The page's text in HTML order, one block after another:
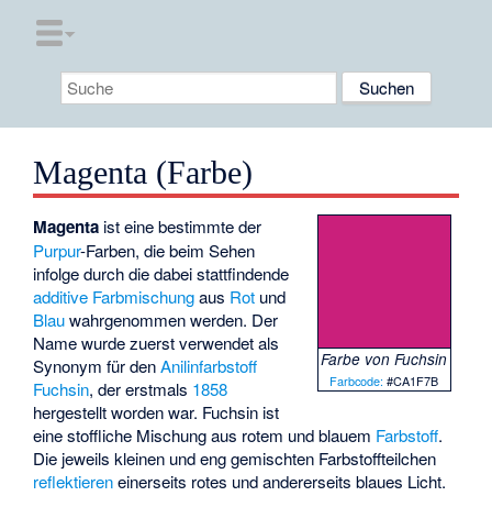
Magenta (Farbe)
Farbe von Fuchsin
Farbcode: #CA1F7B
Magenta ist eine bestimmte der
Purpur-Farben, die beim Sehen
infolge durch die dabei stattfindende
additive Farbmischungaus Rot und
Blauwahrgenommen werden. Der
Name wurde zuerst verwendet als
Synonym für denAnilinfarbstoff
Fuchsin, der erstmals 1858
hergestellt worden war. Fuchsin ist
eine stoffliche Mischung aus rotem und blauem Farbstoff.
Die jeweils kleinen und eng gemischten Farbstoffteilchen
reflektiereneinerseits rotes und andererseits blaues Licht.